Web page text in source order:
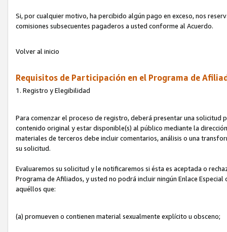
Si, por cualquier motivo, ha percibido algún pago en exceso, nos
comisiones subsecuentes pagaderos a usted conforme al Acuerdo.
Volver al inicio
Requisitos de Participación en el Programa de
1. Registro y Elegibilidad
Para comenzar el proceso de registro, deberá presentar una solicitud
contenido original y estar disponible(s) al público mediante la
materiales de terceros debe incluir comentarios, análisis o una
su solicitud.
Evaluaremos su solicitud y le notificaremos si ésta es aceptada o
Programa de Afiliados, y usted no podrá incluir ningún Enlace
aquéllos que:
(a) promueven o contienen material sexualmente explícito u obsceno;